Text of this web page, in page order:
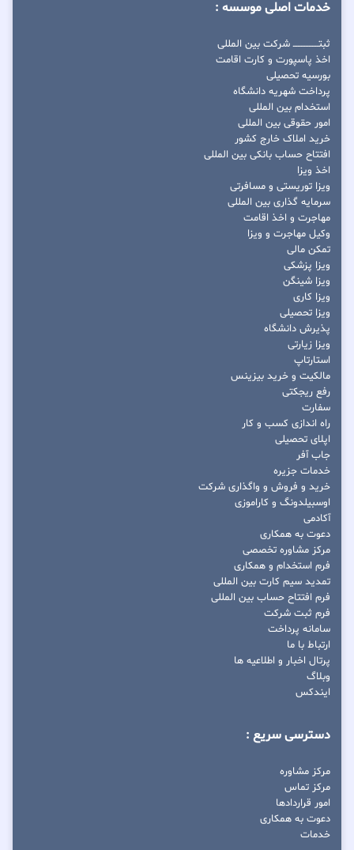
خدمات اصلی موسسه :
ثبتــــــــــــــــ شرکت بین المللی
اخذ پاسپورت و کارت اقامت
بورسیه تحصیلی
پرداخت شهریه دانشگاه
استخدام بین المللی
امور حقوقی بین المللی
خرید املاک خارج کشور
افتتاح حساب بانکی بین المللی
اخذ ویزا
ویزا توریستی و مسافرتی
سرمایه گذاری بین المللی
مهاجرت و اخذ اقامت
وکیل مهاجرت و ویزا
تمکن مالی
ویزا پزشکی
ویزا شینگن
ویزا کاری
ویزا تحصیلی
پذیرش دانشگاه
ویزا زیارتی
استارتاپ
مالکیت و خرید بیزینس
رفع ریجکتی
سفارت
راه اندازی کسب و کار
اپلای تحصیلی
جاب آفر
خدمات جزیره
خرید و فروش و واگذاری شرکت
اوسبیلدونگ و کاراموزی
آکادمی
دعوت به همکاری
مرکز مشاوره تخصصی
فرم استخدام و همکاری
تمدید سیم کارت بین المللی
فرم افتتاح حساب بین المللی
فرم ثبت شرکت
سامانه پرداخت
ارتباط با ما
پرتال اخبار و اطلاعیه ها
وبلاگ
ایندکس
دسترسی سریع :
مرکز مشاوره
مرکز تماس
امور قراردادها
دعوت به همکاری
خدمات